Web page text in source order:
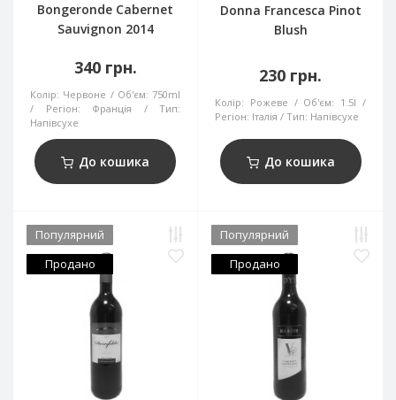
Bongeronde Cabernet
Sauvignon 2014
340 грн.
Колір: Червоне Об'єм: 750ml
Регіон:
Франція
Тип:
Напівсухе
До кошика
Donna Francesca Pinot
Blush
230 грн.
Колір: Рожеве Об'єм: 1.5l
Регіон: Італія Тип: Напівсухе
До кошика
Популярний
Продано
Популярний
Продано